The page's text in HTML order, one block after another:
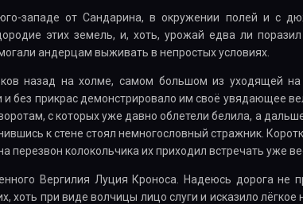
западе от Сандарина, в окружении полей и с
этих земель, и, хоть, урожай едва ли
андерцам выживать в непростых условиях.
назад на холме, самом большом из уходящей
прикрас демонстрировало им своё увядающее
с которых уже давно облетели белила, а
к стене стоял немногословный стражник.
перезвон колокольчика их приходил встречать уже
Вергилия Луция Кроноса. Надеюсь дорога не
хоть при виде волчицы лицо слуги и исказило лёгкое